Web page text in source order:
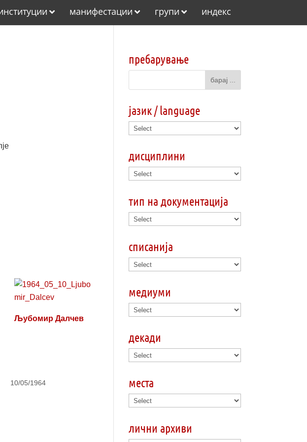
манифестации групи индекс
Љубомир Далчев
10/05/1964
пребарување
јазик / language
дисциплини
тип на документација
списанија
медиуми
декади
места
лични архиви